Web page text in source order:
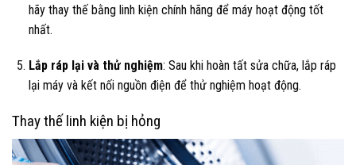
hãy thay thế bằng linh kiện chính hãng để máy hoạt động tốt
nhất.
Lắp ráp lại và thử nghiệm: Sau khi hoàn tất sửa chữa, lắp ráp
lại máy và kết nối nguồn điện để thử nghiệm hoạt động.
Thay thế linh kiện bị hỏng